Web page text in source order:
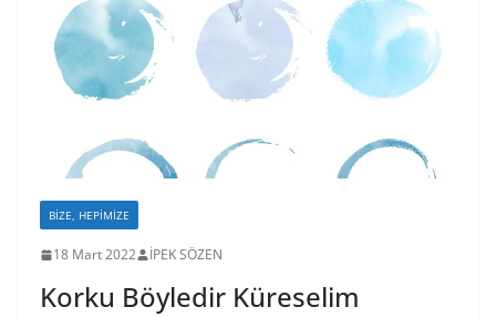
BIZE, HEPIMIZE
18 Mart 2022 İPEK SÖZEN
Korku Böyledir Küreselim